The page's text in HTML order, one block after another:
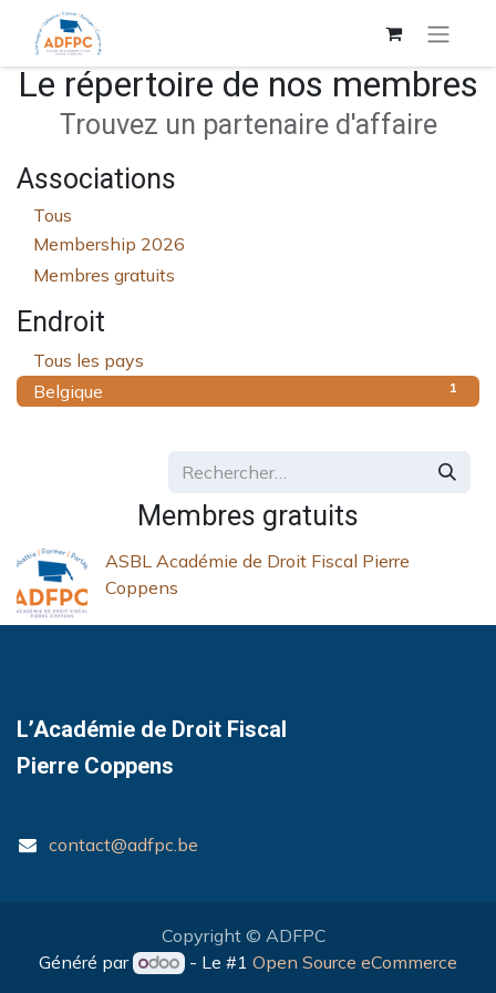
Le répertoire de nos membres
Trouvez un partenaire d'affaire
Associations
Tous
Membership 2026
Membres gratuits
Endroit
Tous les pays
Belgique 1
Membres gratuits
ASBL Académie de Droit Fiscal Pierre
Coppens
L’Académie de Droit Fiscal
Pierre Coppens
contact@adfpc.be
Copyright © ADFPC
Généré par
- Le #1 Open Source eCommerce